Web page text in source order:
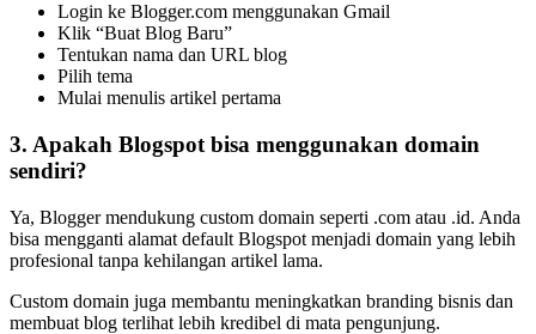
Login ke Blogger.com menggunakan Gmail
Klik “Buat Blog Baru”
Tentukan nama dan URL blog
Pilih tema
Mulai menulis artikel pertama
3. Apakah Blogspot bisa menggunakan domain
sendiri?
Ya, Blogger mendukung custom domain seperti .com atau .id. Anda
bisa mengganti alamat default Blogspot menjadi domain yang lebih
profesional tanpa kehilangan artikel lama.
Custom domain juga membantu meningkatkan branding bisnis dan
membuat blog terlihat lebih kredibel di mata pengunjung.